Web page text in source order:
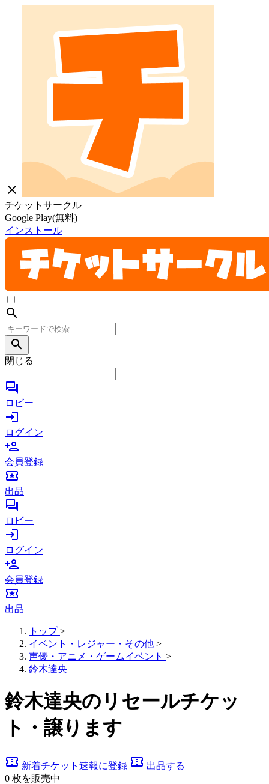
close
チケットサークル
Google Play(無料)
インストール
search
search
閉じる
forum
ロビー
login
ログイン
person_add
会員登録
local_activity
出品
forum
ロビー
login
ログイン
person_add
会員登録
local_activity
出品
トップ >
イベント・レジャー・その他 >
声優・アニメ・ゲームイベント >
鈴木達央
鈴木達央のリセールチケッ
ト・譲ります
confirmation_number 新着チケット速報に登録 confirmation_number 出品する
0 枚を販売中